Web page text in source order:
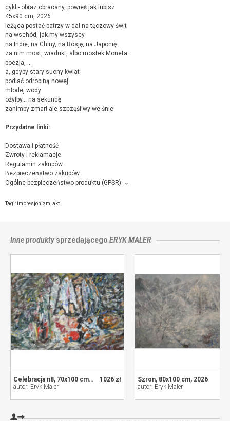
cykl - obraz obracany, powieś jak lubisz
45x90 cm, 2026
leżąca postać patrzy w dal na tęczowy świt
na wschód, jak my wszyscy
na Indie, na Chiny, na Rosję, na Japonię
za nim most, wiadukt, albo mostek Moneta...
poezja, ...
a, gdyby stary suchy kwiat
podlać odrobiną nowej
młodej wody
ożyłby... na sekundę
zanimby zmarł ale szczęśliwy we śnie
Przydatne linki:
Dostawa i płatność
Zwroty i reklamacje
Regulamin zakupów
Bezpieczeństwo zakupów
Ogólne bezpieczeństwo produktu (GPSR)
Eryk Maler, Konopnickiej 4 , 67-100 Nowa Sól,
Tagi:impresjonizm akt
Inne produktysprzedającego ERYK MALER
1026 zł
Celebracja n8, 70x100 cm, 2026
autor: Eryk Maler
Szron, 80x100 cm, 2026
autor: Eryk Maler